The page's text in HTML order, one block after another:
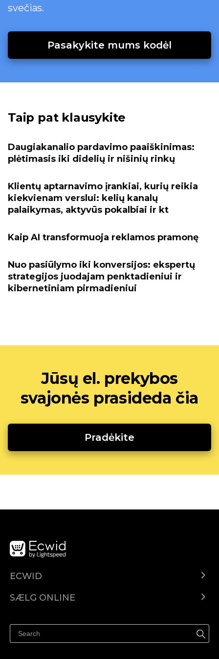
svečias.
Pasakykite mums kodėl
Taip pat klausykite
Daugiakanalio pardavimo paaiškinimas:
plėtimasis iki didelių ir nišinių rinkų
Klientų aptarnavimo įrankiai, kurių reikia
kiekvienam verslui: kelių kanalų
palaikymas, aktyvūs pokalbiai ir kt
Kaip AI transformuoja reklamos pramonę
Nuo pasiūlymo iki konversijos: ekspertų
strategijos juodajam penktadieniui ir
kibernetiniam pirmadieniui
Jūsų el. prekybos
svajonės prasideda čia
Pradėkite
ECWID
Pris
SÆLG ONLINE
Sælg på Facebook
Sælg på Instagram